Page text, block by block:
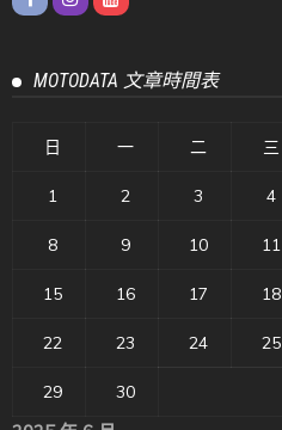
MOTODATA 文章時間表
日 一 二 三
1 2 3 4
8 9 10 11
15 16 17 18
22 23 24 25
29 30